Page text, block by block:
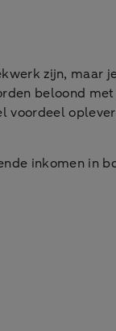
zijn, maar
beloond
voordeel
inkomen in